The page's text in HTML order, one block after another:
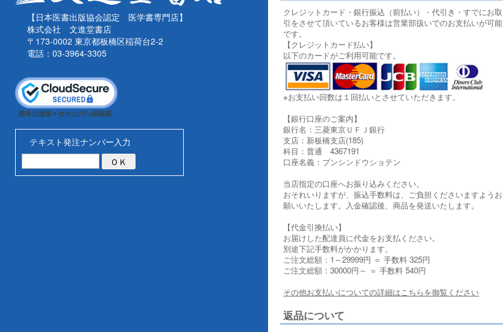
【日本医書出版協会認定 医学書専門店】
株式会社 文進堂書店
〒173-0002 東京都板橋区稲荷台2-2
電話：03-3964-3305
テキスト発注ナンバー入力
クレジットカード・銀行振込（前払い）・代引き・すでにお取
引をさせて頂いているお客様は営業部扱いでのお支払いが可能
です。
【クレジットカード払い】
以下のカードがご利用可能です。
※お支払い回数は１回払いとさせていただきます。
【銀行口座のご案内】
銀行名：三菱東京ＵＦＪ銀行
支店：新板橋支店(185)
科目：普通 4367191
口座名義：ブンシンドウショテン
当店指定の口座へお振り込みください。
おそれいりますが、振込手数料は、ご負担くださいますようお
願いいたします。入金確認後、商品を発送いたします。
【代金引換払い】
お届けした配達員に代金をお支払ください。
別途下記手数料がかかります。
ご注文総額：1～29999円 ＝ 手数料 325円
ご注文総額：30000円～ ＝ 手数料 540円
その他お支払いについての詳細はこちらを御覧ください
返品について